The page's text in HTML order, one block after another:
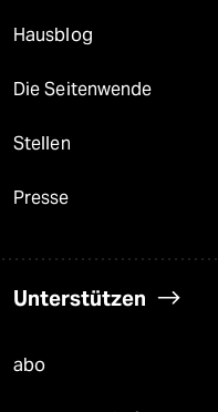
Hausblog
Die Seitenwende
Stellen
Presse
Unterstützen
abo